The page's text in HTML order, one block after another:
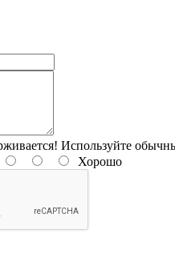
Используйте
Хорошо